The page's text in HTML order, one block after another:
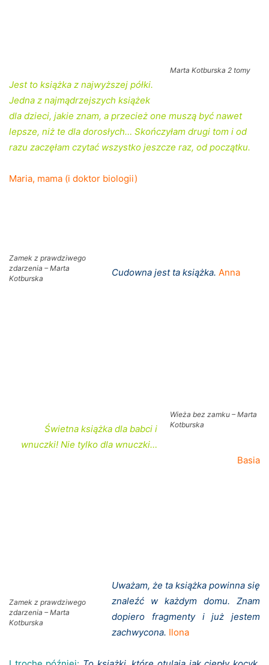
Marta Kotburska 2 tomy
Jest to książka z najwyższej półki.
Jedna z najmądrzejszych książek
dla dzieci, jakie znam, a przecież one muszą być nawet
lepsze, niż te dla dorosłych… Skończyłam drugi tom i od
razu zaczęłam czytać wszystko jeszcze raz, od początku.
Maria, mama (i doktor biologii)
Zamek z prawdziwego
zdarzenia – Marta
Kotburska
Cudowna jest ta książka. Anna
Wieża bez zamku – Marta
Kotburska
Świetna książka dla babci i
wnuczki! Nie tylko dla wnuczki…
Basia
Zamek z prawdziwego
zdarzenia – Marta
Kotburska
Uważam, że ta książka powinna się
znaleźć w każdym domu. Znam
dopiero fragmenty i już jestem
zachwycona. Ilona